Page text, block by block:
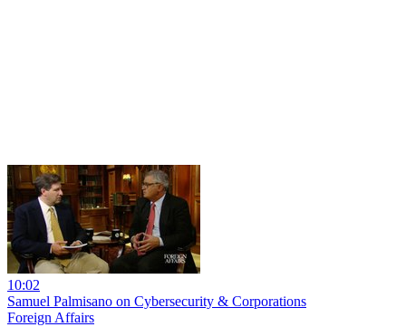
10:02
Samuel Palmisano on Cybersecurity & Corporations
Foreign Affairs